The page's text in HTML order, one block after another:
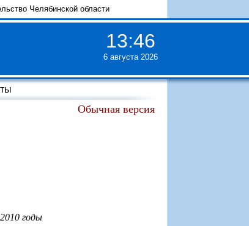
Челябинской области
13:46
6 августа 2026
Обычная версия
годы